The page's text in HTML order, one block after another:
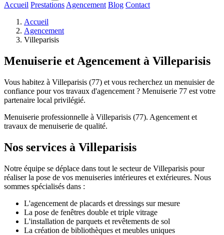
Accueil Prestations Agencement Blog Contact
Accueil
Agencement
Villeparisis
Menuiserie et Agencement à Villeparisis
Vous habitez à Villeparisis (77) et vous recherchez un menuisier de
confiance pour vos travaux d'agencement ? Menuiserie 77 est votre
partenaire local privilégié.
Menuiserie professionnelle à Villeparisis (77). Agencement et
travaux de menuiserie de qualité.
Nos services à Villeparisis
Notre équipe se déplace dans tout le secteur de Villeparisis pour
réaliser la pose de vos menuiseries intérieures et extérieures. Nous
sommes spécialisés dans :
L'agencement de placards et dressings sur mesure
La pose de fenêtres double et triple vitrage
L'installation de parquets et revêtements de sol
La création de bibliothèques et meubles uniques